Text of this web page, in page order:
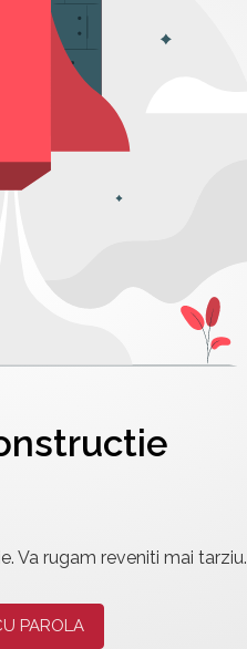
Va rugam reveniti mai tarziu.
PAROLA